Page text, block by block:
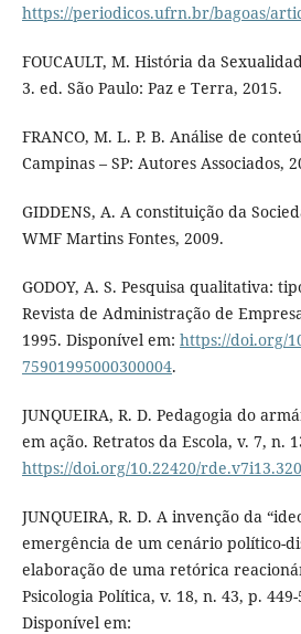
https://periodicos.ufrn.br/bagoas/
FOUCAULT, M. História da
3. ed. São Paulo: Paz e Terra, 2015.
FRANCO, M. L. P. B. Análise de
Campinas – SP: Autores Associados,
GIDDENS, A. A constituição da
WMF Martins Fontes, 2009.
GODOY, A. S. Pesquisa qualitativa:
Revista de Administração de
1995. Disponível em: https://doi.org/
75901995000300004.
JUNQUEIRA, R. D. Pedagogia do
em ação. Retratos da Escola, v. 7, n.
https://doi.org/10.22420/rde.v7i13.320
JUNQUEIRA, R. D. A invenção da
emergência de um cenário político-
elaboração de uma retórica
Psicologia Política, v. 18, n. 43, p.
Disponível em: